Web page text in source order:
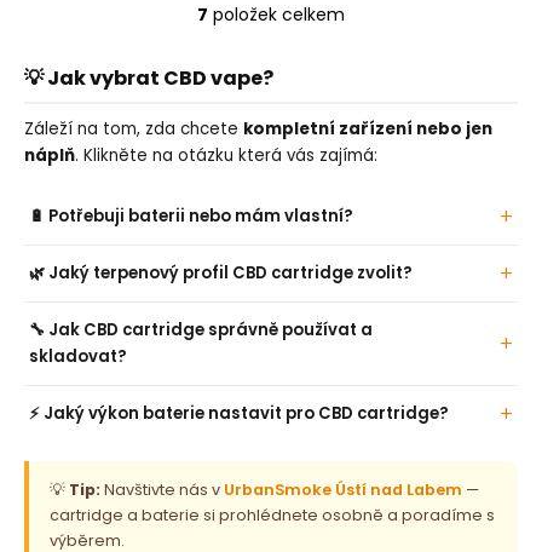
O
l
d
a
í
r
k
y
ý
p
i
s
u
7 položek celkem
💡 Jak vybrat CBD vape?
Záleží na tom, zda chcete kompletní zařízení nebo jen
náplň. Klikněte na otázku která vás zajímá:
🔋 Potřebuji baterii nebo mám vlastní?
🌿 Jaký terpenový profil CBD cartridge zvolit?
🔧 Jak CBD cartridge správně používat a
skladovat?
⚡ Jaký výkon baterie nastavit pro CBD cartridge?
💡 Tip: Navštivte nás v UrbanSmoke Ústí nad Labem —
cartridge a baterie si prohlédnete osobně a poradíme s
výběrem.